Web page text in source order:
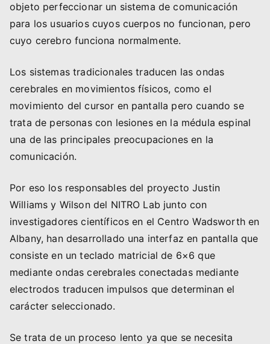
objeto perfeccionar un sistema de comunicación
para los usuarios cuyos cuerpos no funcionan, pero
cuyo cerebro funciona normalmente.
Los sistemas tradicionales traducen las ondas
cerebrales en movimientos físicos, como el
movimiento del cursor en pantalla pero cuando se
trata de personas con lesiones en la médula espinal
una de las principales preocupaciones en la
comunicación.
Por eso los responsables del proyecto Justin
Williams y Wilson del NITRO Lab junto con
investigadores científicos en el Centro Wadsworth en
Albany, han desarrollado una interfaz en pantalla que
consiste en un teclado matricial de 6×6 que
mediante ondas cerebrales conectadas mediante
electrodos traducen impulsos que determinan el
carácter seleccionado.
Se trata de un proceso lento ya que se necesita